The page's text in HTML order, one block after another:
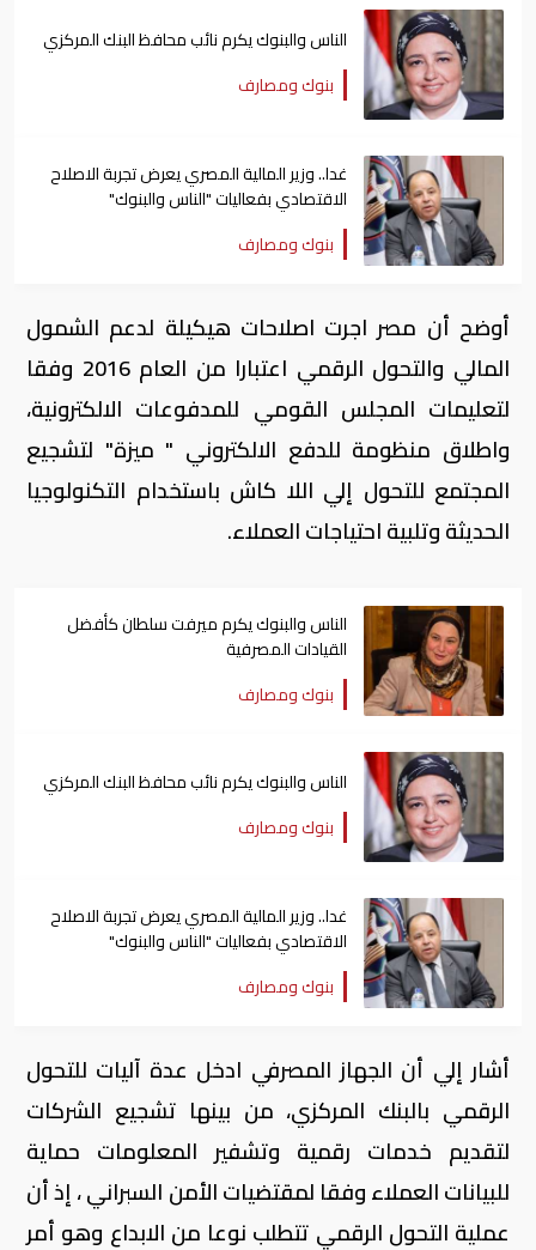
الناس والبنوك يكرم نائب محافظ البنك المركزي
بنوك ومصارف
غدا.. وزير المالية المصري يعرض تجربة الاصلاح
الاقتصادي بفعاليات "الناس والبنوك"
بنوك ومصارف
أوضح أن مصر اجرت اصلاحات هيكيلة لدعم الشمول
المالي والتحول الرقمي اعتبارا من العام 2016 وفقا
لتعليمات المجلس القومي للمدفوعات الالكترونية،
واطلاق منظومة للدفع الالكتروني " ميزة" لتشجيع
المجتمع للتحول إلي اللا كاش باستخدام التكنولوجيا
الحديثة وتلبية احتياجات العملاء.
الناس والبنوك يكرم ميرفت سلطان كأفضل
القيادات المصرفية
بنوك ومصارف
الناس والبنوك يكرم نائب محافظ البنك المركزي
بنوك ومصارف
غدا.. وزير المالية المصري يعرض تجربة الاصلاح
الاقتصادي بفعاليات "الناس والبنوك"
بنوك ومصارف
أشار إلي أن الجهاز المصرفي ادخل عدة آليات للتحول
الرقمي بالبنك المركزي، من بينها تشجيع الشركات
لتقديم خدمات رقمية وتشفير المعلومات حماية
للبيانات العملاء وفقا لمقتضيات الأمن السبراني ، إذ أن
عملية التحول الرقمي تتطلب نوعا من الابداع وهو أمر